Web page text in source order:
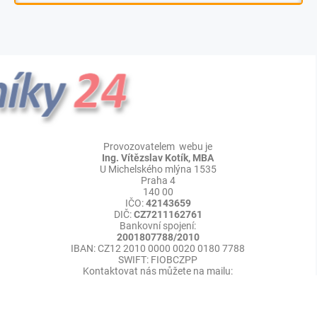
Provozovatelem webu je
Ing. Vítězslav Kotík, MBA
U Michelského mlýna 1535
Praha 4
140 00
IČO:42143659
DIČ:CZ7211162761
Bankovní spojení:
2001807788/2010
IBAN: CZ12 2010 0000 0020 0180 7788
SWIFT: FIOBCZPP
Kontaktovat nás můžete na mailu: